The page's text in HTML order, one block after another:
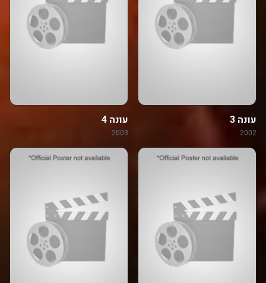
עונה 3
2002
עונה 4
2003